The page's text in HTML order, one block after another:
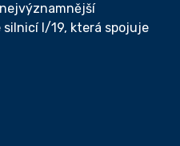
silnicí I/19, která spojuje